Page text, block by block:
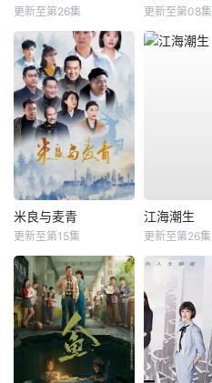
更新至第26集 更新至第08集
米良与麦青
更新至第15集
江海潮生
更新至第26集